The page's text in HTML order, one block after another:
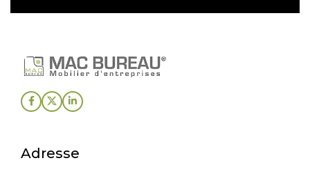
Adresse